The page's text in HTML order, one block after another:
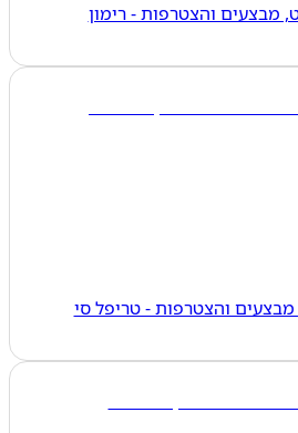
והצטרפות - רימון
והצטרפות - טריפל סי